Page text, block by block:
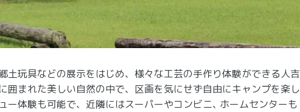
土玩具などの展示をはじめ、様々な工芸の手作り体験ができる人吉
囲まれた美しい自然の中で、区画を気にせず自由にキャンプを楽し
ー体験も可能で、近隣にはスーパーやコンビニ､ ホームセンターも